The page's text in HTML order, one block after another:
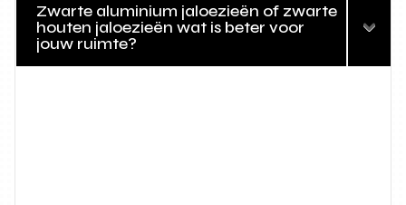
Zwarte aluminium jaloezieën of zwarte
houten jaloezieën wat is beter voor
jouw ruimte?